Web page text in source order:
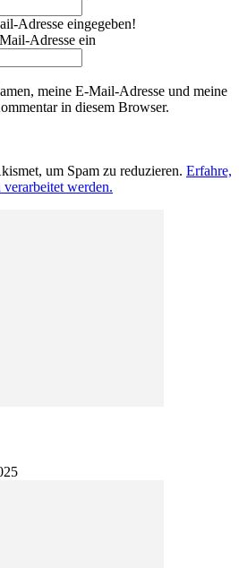
Adresse eingegeben!
Adresse ein
meine E-Mail-Adresse und meine
in diesem Browser.
um Spam zu reduzieren. Erfahre,
werden.